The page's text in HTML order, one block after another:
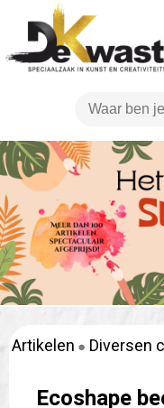
Artikelen Diversen
Ecoshape